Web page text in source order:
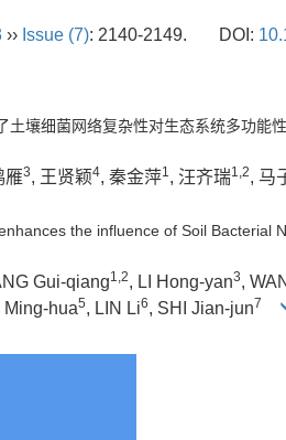
›› Issue (7): 2140-2149. DOI:
土壤细菌网络复杂性对生态系统多功能
雁3, 王贤颖4, 秦金萍1, 汪齐瑞1,2, 马
the influence of Soil Bacterial
Gui-qiang1,2, LI Hong-yan3,
Ming-hua5, LIN Li6, SHI Jian-jun7